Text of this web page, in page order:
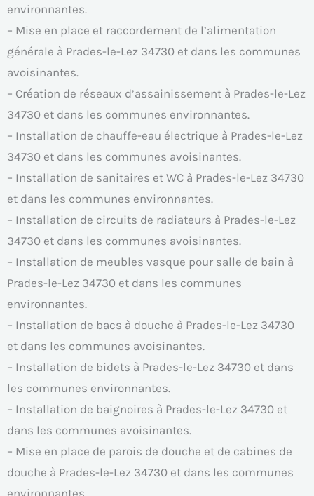
environnantes.
– Mise en place et raccordement de l’alimentation
générale à Prades-le-Lez 34730 et dans les communes
avoisinantes.
– Création de réseaux d’assainissement à Prades-le-Lez
34730 et dans les communes environnantes.
– Installation de chauffe-eau électrique à Prades-le-Lez
34730 et dans les communes avoisinantes.
– Installation de sanitaires et WC à Prades-le-Lez 34730
et dans les communes environnantes.
– Installation de circuits de radiateurs à Prades-le-Lez
34730 et dans les communes avoisinantes.
– Installation de meubles vasque pour salle de bain à
Prades-le-Lez 34730 et dans les communes
environnantes.
– Installation de bacs à douche à Prades-le-Lez 34730
et dans les communes avoisinantes.
– Installation de bidets à Prades-le-Lez 34730 et dans
les communes environnantes.
– Installation de baignoires à Prades-le-Lez 34730 et
dans les communes avoisinantes.
– Mise en place de parois de douche et de cabines de
douche à Prades-le-Lez 34730 et dans les communes
environnantes.